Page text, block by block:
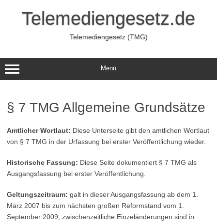
springenTelemediengesetz.de
Telemediengesetz (TMG)
Menü
§ 7 TMG Allgemeine Grundsätze
Amtlicher Wortlaut: Diese Unterseite gibt den amtlichen Wortlaut
von § 7 TMG in der Urfassung bei erster Veröffentlichung wieder.
Historische Fassung: Diese Seite dokumentiert § 7 TMG als
Ausgangsfassung bei erster Veröffentlichung.
Geltungszeitraum: galt in dieser Ausgangsfassung ab dem 1.
März 2007 bis zum nächsten großen Reformstand vom 1.
September 2009; zwischenzeitliche Einzeländerungen sind in